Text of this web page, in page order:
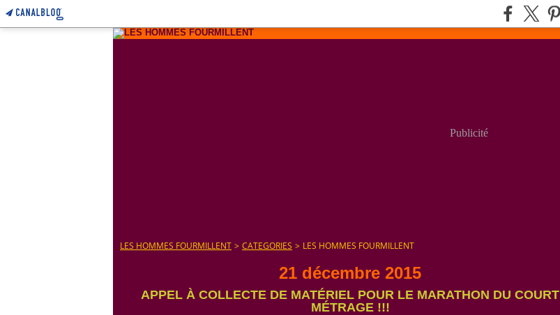
Publicité
LES HOMMES FOURMILLENT > CATEGORIES > LES HOMMES FOURMILLENT
21 décembre 2015
APPEL À COLLECTE DE MATÉRIEL POUR LE MARATHON DU COURT
MÉTRAGE !!!